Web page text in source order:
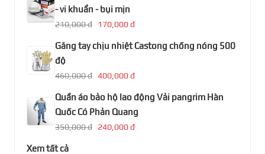
- vi khuẩn - bụi mịn
210,000 đ 170,000 đ
Găng tay chịu nhiệt Castong chống nóng 500
độ
460,000 đ 400,000 đ
Quần áo bảo hộ lao động Vải pangrim Hàn
Quốc Có Phản Quang
350,000 đ 240,000 đ
Xem tất cả